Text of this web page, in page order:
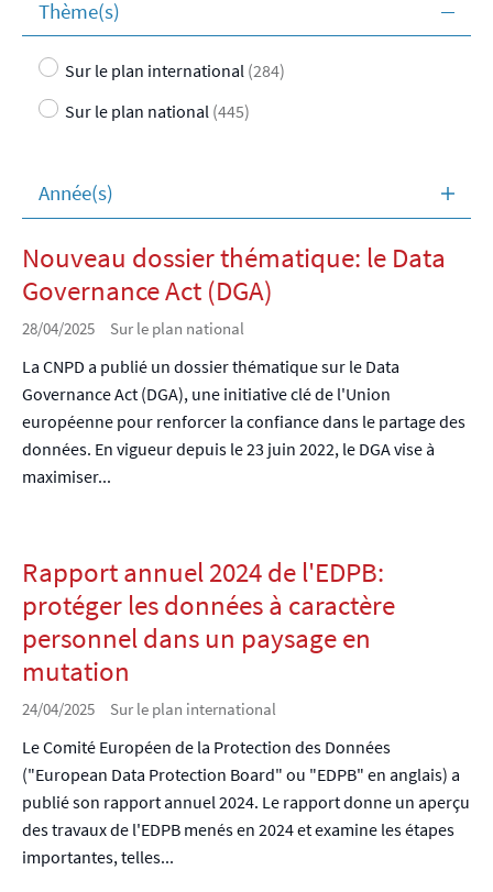
Thème(s)
Sur le plan international (284)
Sur le plan national (445)
Année(s)
Nouveau dossier thématique: le Data
Governance Act (DGA)
28/04/2025 Sur le plan national
La CNPD a publié un dossier thématique sur le Data
Governance Act (DGA), une initiative clé de l'Union
européenne pour renforcer la confiance dans le partage des
données. En vigueur depuis le 23 juin 2022, le DGA vise à
maximiser...
Rapport annuel 2024 de l'EDPB:
protéger les données à caractère
personnel dans un paysage en
mutation
24/04/2025 Sur le plan international
Le Comité Européen de la Protection des Données
("European Data Protection Board" ou "EDPB" en anglais) a
publié son rapport annuel 2024. Le rapport donne un aperçu
des travaux de l'EDPB menés en 2024 et examine les étapes
importantes, telles...